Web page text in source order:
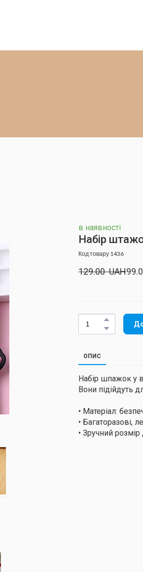
в наявності
Набір
Код товару 1436
129.00  UAH
ОПИС
Набір шпажок у
Вони підійдуть
• Матеріал:
• Багаторазові,
• Зручний